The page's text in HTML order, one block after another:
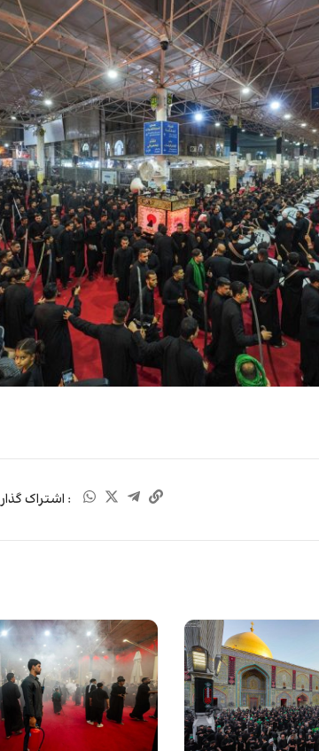
: اشتراک